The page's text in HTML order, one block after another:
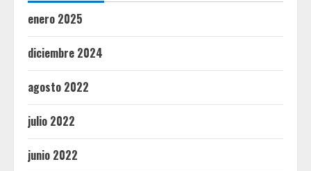
enero 2025
diciembre 2024
agosto 2022
julio 2022
junio 2022